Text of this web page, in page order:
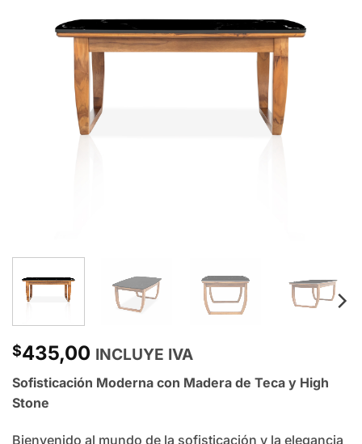
$435,00 INCLUYE IVA
Sofisticación Moderna con Madera de Teca y High
Stone
Bienvenido al mundo de la sofisticación y la elegancia